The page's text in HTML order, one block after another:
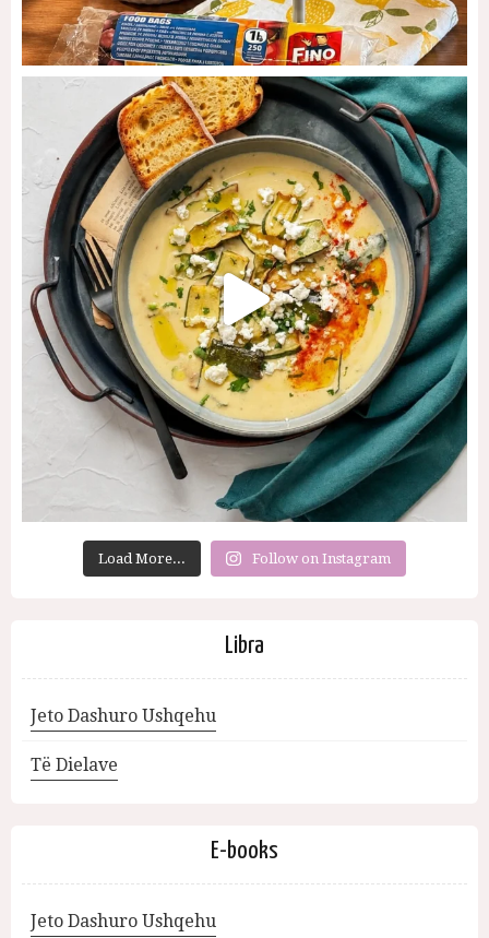
Load More... Follow on Instagram
Libra
Jeto Dashuro Ushqehu
Të Dielave
E-books
Jeto Dashuro Ushqehu